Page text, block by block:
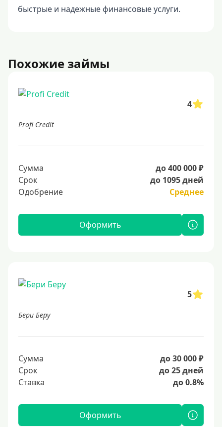
быстрые и надежные финансовые услуги.
Похожие займы
4
Profi Credit
Сумма
до 400 000 ₽
Срок
до 1095 дней
Одобрение
Среднее
Оформить
5
Бери Беру
Сумма
до 30 000 ₽
Срок
до 25 дней
Ставка
до 0.8%
Оформить